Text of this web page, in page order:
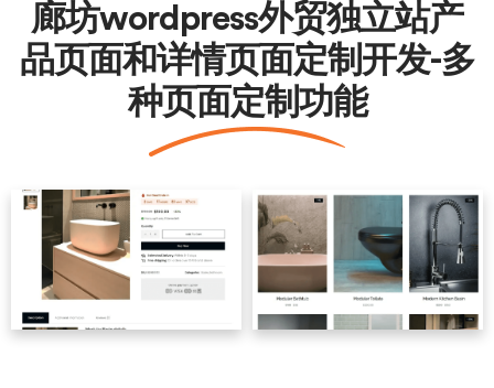
廊坊wordpress外贸独立站产
品页面和详情页面定制开发-多
种页面定制功能